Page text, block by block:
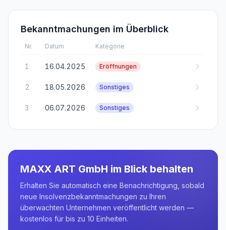
Bekanntmachungen im Überblick
Nr. Datum Kategorie
1 16.04.2025 Eröffnungen
2 18.05.2026 Sonstiges
3 06.07.2026 Sonstiges
MAXX ART GmbH im Blick behalten
Erhalten Sie automatisch eine Benachrichtigung, sobald
neue Insolvenzbekanntmachungen zu Ihren
überwachten Unternehmen veröffentlicht werden —
kostenlos für bis zu 10 Einheiten.